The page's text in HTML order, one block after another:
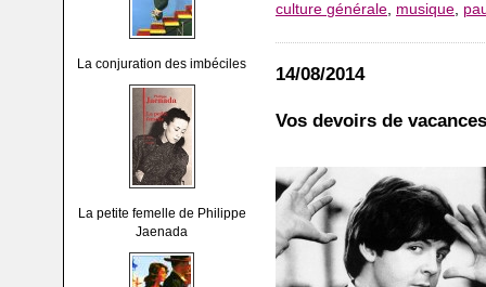
La conjuration des imbéciles
La petite femelle de Philippe
Jaenada
culture générale, musique,
14/08/2014
Vos devoirs de